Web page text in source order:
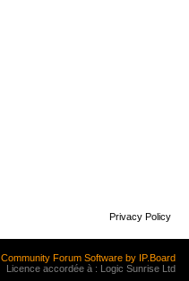
Privacy Policy
Community Forum Software by IP.Board
Licence accordée à : Logic Sunrise Ltd